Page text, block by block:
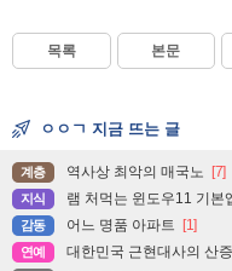
목록 본문
ㅇㅇㄱ 지금 뜨는 글
계층 역사상 최악의 매국노 [7]
지식 램 처먹는 윈도우11 기본
감동 어느 명품 아파트 [1]
연예 대한민국 근현대사의 산